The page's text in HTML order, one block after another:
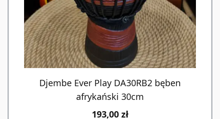
Djembe Ever Play DA30RB2 bęben
afrykański 30cm
193,00 zł